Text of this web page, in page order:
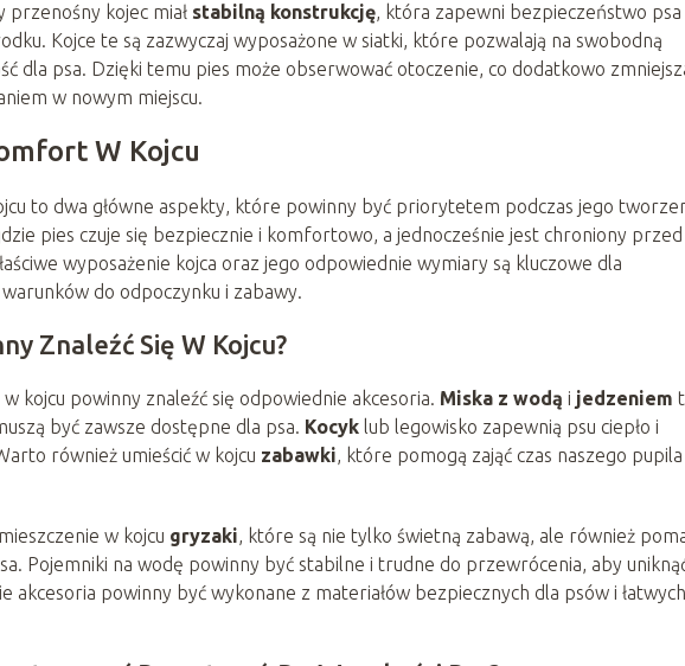
kojec miał stabilną konstrukcję, która zapewni bezpieczeństwo psa
Kojce te są zazwyczaj wyposażone w siatki, które pozwalają na swobodną
dla psa. Dzięki temu pies może obserwować otoczenie, co dodatkowo
w nowym miejscu.
W Kojcu
to dwa główne aspekty, które powinny być priorytetem podczas jego
pies czuje się bezpiecznie i komfortowo, a jednocześnie jest chroniony przed
wyposażenie kojca oraz jego odpowiednie wymiary są kluczowe dla
do odpoczynku i zabawy.
Znaleźć Się W Kojcu?
kojcu powinny znaleźć się odpowiednie akcesoria. Miska z wodą i jedzeniem
być zawsze dostępne dla psa. Kocyk lub legowisko zapewnią psu ciepło i
również umieścić w kojcu zabawki, które pomogą zająć czas naszego pupila
w kojcu gryzaki, które są nie tylko świetną zabawą, ale również
Pojemniki na wodę powinny być stabilne i trudne do przewrócenia, aby
akcesoria powinny być wykonane z materiałów bezpiecznych dla psów i